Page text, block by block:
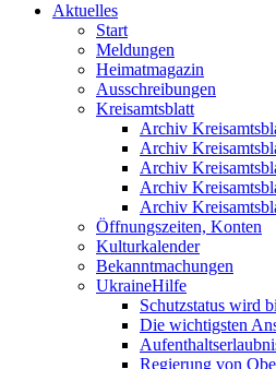
Aktuelles
Start
Meldungen
Heimatmagazin
Ausschreibungen
Kreisamtsblatt
Archiv
Archiv
Archiv
Archiv
Archiv
Öffnungszeiten, Konten
Kulturkalender
Bekanntmachungen
UkraineHilfe
Schutzstatus wird
Die wichtigsten
Regierung von